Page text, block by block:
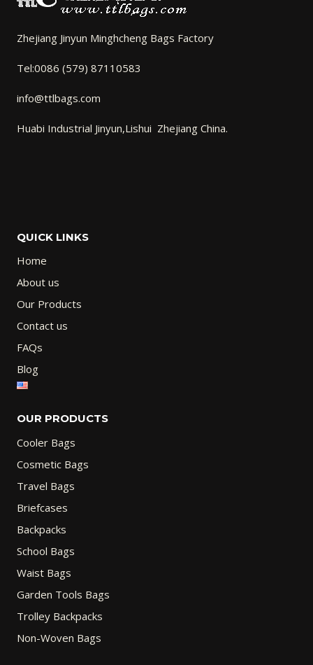
Zhejiang Jinyun Minghcheng Bags Factory
Tel:0086 (579) 87110583
info@ttlbags.com
Huabi Industrial Jinyun,Lishui Zhejiang China.
QUICK LINKS
Home
About us
Our Products
Contact us
FAQs
Blog
OUR PRODUCTS
Cooler Bags
Cosmetic Bags
Travel Bags
Briefcases
Backpacks
School Bags
Waist Bags
Garden Tools Bags
Trolley Backpacks
Non-Woven Bags